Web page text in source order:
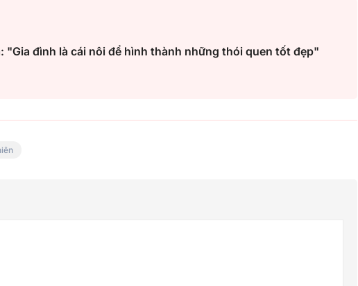
"Gia đình là cái nôi để hình thành những thói quen tốt đẹp"